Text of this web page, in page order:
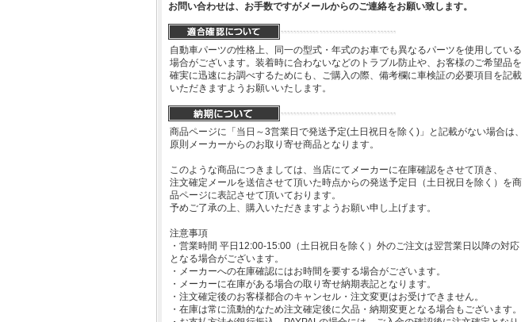
お問い合わせは、お手数ですがメールからのご連絡をお願い致します。
自動車パーツの性格上、同一の型式・年式のお車でも異なるパーツを使用している
場合がございます。装着時に合わないなどのトラブル防止や、お客様のご希望品を
確実に迅速にお調べするためにも、ご購入の際、備考欄に車検証の必要項目を記載
いただきますようお願いいたします。
商品ページに「当日～3営業日で発送予定(土日祝日を除く)」と記載がない場合は、
原則メーカーからのお取り寄せ商品となります。
このような商品につきましては、当店にてメーカーに在庫確認をさせて頂き、
注文確定メールを送信させて頂いた時点からの発送予定日（土日祝日を除く）を商
品ページに表記させて頂いております。
予めご了承の上、購入いただきますようお願い申し上げます。
注意事項
・営業時間 平日12:00-15:00（土日祝日を除く）外のご注文は翌営業日以降の対応
となる場合がございます。
・メーカーへの在庫確認にはお時間を要する場合がございます。
・メーカーに在庫がある場合の取り寄せ納期表記となります。
・注文確定後のお客様都合のキャンセル・注文変更はお受けできません。
・在庫は常に流動的なため注文確定後に欠品・納期変更となる場合もございます。